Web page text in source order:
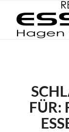
FÜR: